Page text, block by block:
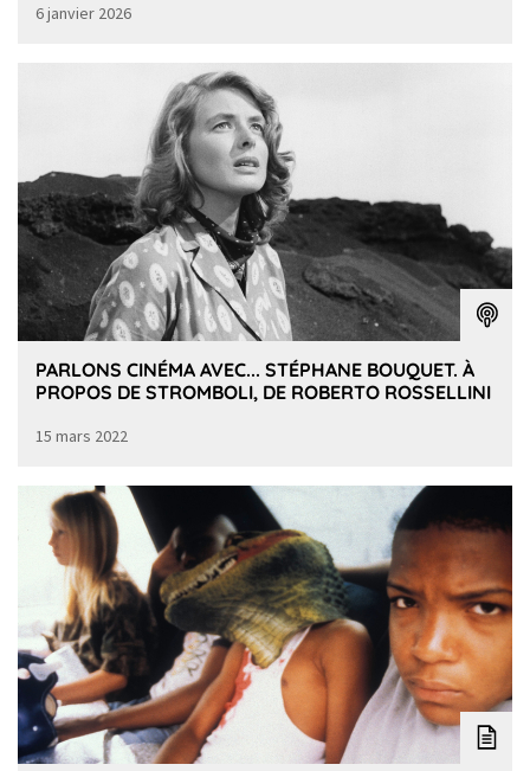
6 janvier 2026
PARLONS CINÉMA AVEC... STÉPHANE BOUQUET. À
PROPOS DE STROMBOLI, DE ROBERTO ROSSELLINI
15 mars 2022